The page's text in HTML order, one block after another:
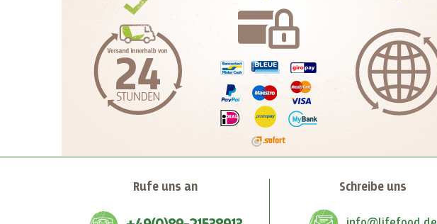
Rufe uns an Schreibe uns